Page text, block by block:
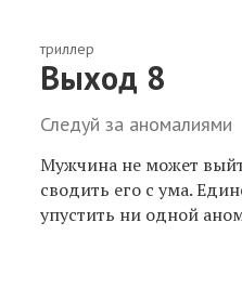
триллер
Выход 8
Следуй за аномалиями
Мужчина не может
сводить его с ума.
упустить ни одной